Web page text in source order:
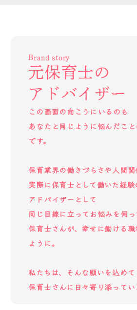
Brand story
元保育士の
アドバイザー
この画面の向こうにいるのも
あなたと同じように悩んだこ
です。
保育業界の働きづらさや人間関
実際に保育士として働いた経験
アドバイザーとして
同じ目線に立ってお悩みを伺っ
保育士さんが、幸せに働ける
ように。
私たちは、そんな願いを込めて
保育士さんに日々寄り添ってい